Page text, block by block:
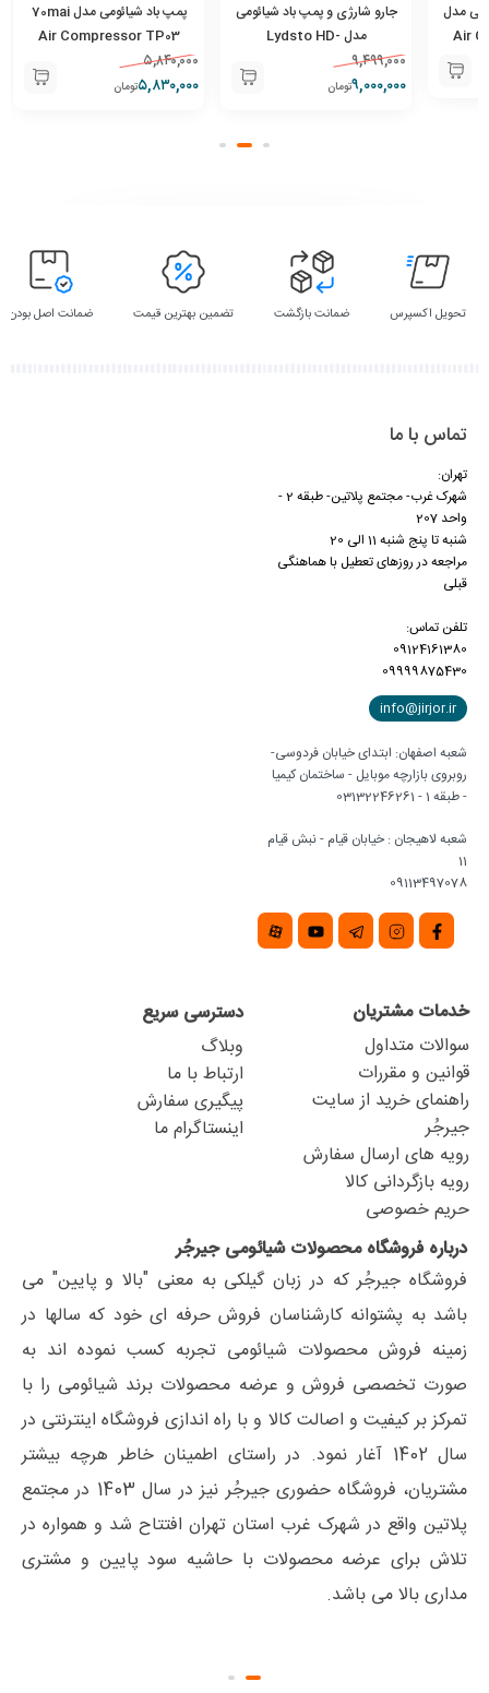
مدل
Air
جارو شارژی و پمپ باد شیائومی
مدل Lydsto HD-
SCXCCQ02۹,۴۹۹,۰۰۰
۹,۰۰۰,۰۰۰تومان
پمپ باد شیائومی مدل 70mai
Air Compressor TP03
۵,۸۴۰,۰۰۰
۵,۸۳۰,۰۰۰تومان
تحویل اکسپرس ضمانت بازگشت تضمین بهترین قیمت ضمانت اصل بودن
تماس با ما
تهران:
شهرک غرب- مجتمع پلاتین- طبقه 2 -
واحد 207
شنبه تا پنج شنبه 11 الی 20
مراجعه در روزهای تعطیل با هماهنگی
قبلی
تلفن تماس:
09124161380
09999875430
info@jirjor.ir
شعبه اصفهان: ابتدای خیابان فردوسی-
روبروی بازارچه موبایل - ساختمان کیمیا
- طبقه 1 - 03132246261
شعبه لاهیجان : خیابان قیام - نبش قیام
11
09113497078
خدمات مشتریان
سوالات متداول
قوانین و مقررات
راهنمای خرید از سایت
جیرجُر
رویه های ارسال سفارش
رویه بازگردانی کالا
حریم خصوصی
دسترسی سریع
وبلاگ
ارتباط با ما
پیگیری سفارش
اینستاگرام ما
درباره فروشگاه محصولات شیائومی جیرجُر
فروشگاه جیرجُر که در زبان گیلکی به معنی "بالا و پایین" می
باشد به پشتوانه کارشناسان فروش حرفه ای خود که سالها در
زمینه فروش محصولات شیائومی تجربه کسب نموده اند به
صورت تخصصی فروش و عرضه محصولات برند شیائومی را با
تمرکز بر کیفیت و اصالت کالا و با راه اندازی فروشگاه اینترنتی در
سال 1402 آغار نمود. در راستای اطمینان خاطر هرچه بیشتر
مشتریان، فروشگاه حضوری جیرجُر نیز در سال 1403 در مجتمع
پلاتین واقع در شهرک غرب استان تهران افتتاح شد و همواره در
تلاش برای عرضه محصولات با حاشیه سود پایین و مشتری
مداری بالا می باشد.